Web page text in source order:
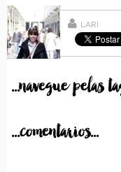
LARI
...navegue pelas
...comentarios...